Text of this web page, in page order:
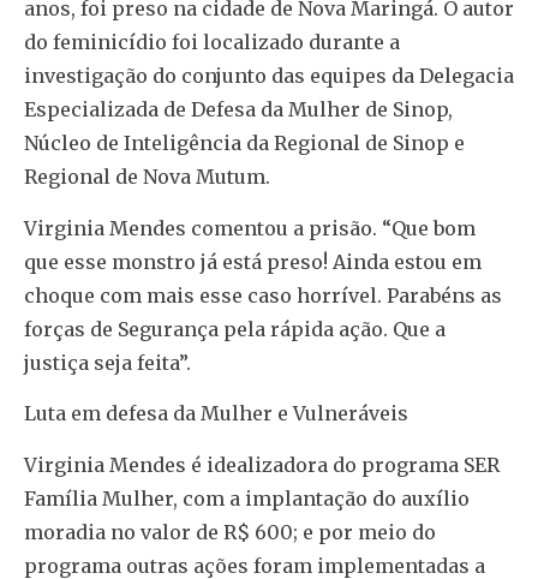
anos, foi preso na cidade de Nova Maringá. O autor
do feminicídio foi localizado durante a
investigação do conjunto das equipes da Delegacia
Especializada de Defesa da Mulher de Sinop,
Núcleo de Inteligência da Regional de Sinop e
Regional de Nova Mutum.
Virginia Mendes comentou a prisão. “Que bom
que esse monstro já está preso! Ainda estou em
choque com mais esse caso horrível. Parabéns as
forças de Segurança pela rápida ação. Que a
justiça seja feita”.
Luta em defesa da Mulher e Vulneráveis
Virginia Mendes é idealizadora do programa SER
Família Mulher, com a implantação do auxílio
moradia no valor de R$ 600; e por meio do
programa outras ações foram implementadas a